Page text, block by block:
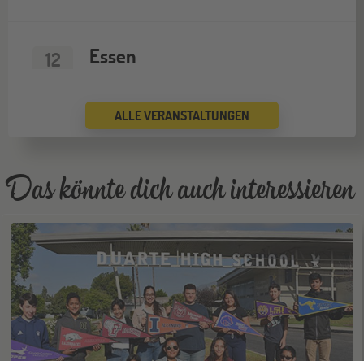
12 Essen
19
SEP
Köln
Jugendbildungsmesse JuBi
19
SEP
Bremen
Jugendbildungsmesse JuBi
ALLE VERANSTALTUNGEN
Das könnte dich auch interessieren